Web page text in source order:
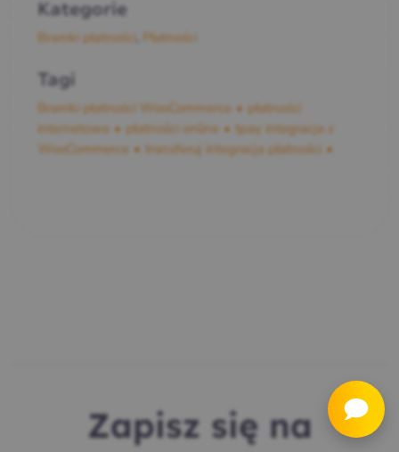
Kategorie
Bramki płatności
Płatności
Tagi
Bramki płatności WooCommerce
płatności
internetowe
płatności online
tpay integracja z
WooCommerce
transferuj integracja płatności
Zapisz się na